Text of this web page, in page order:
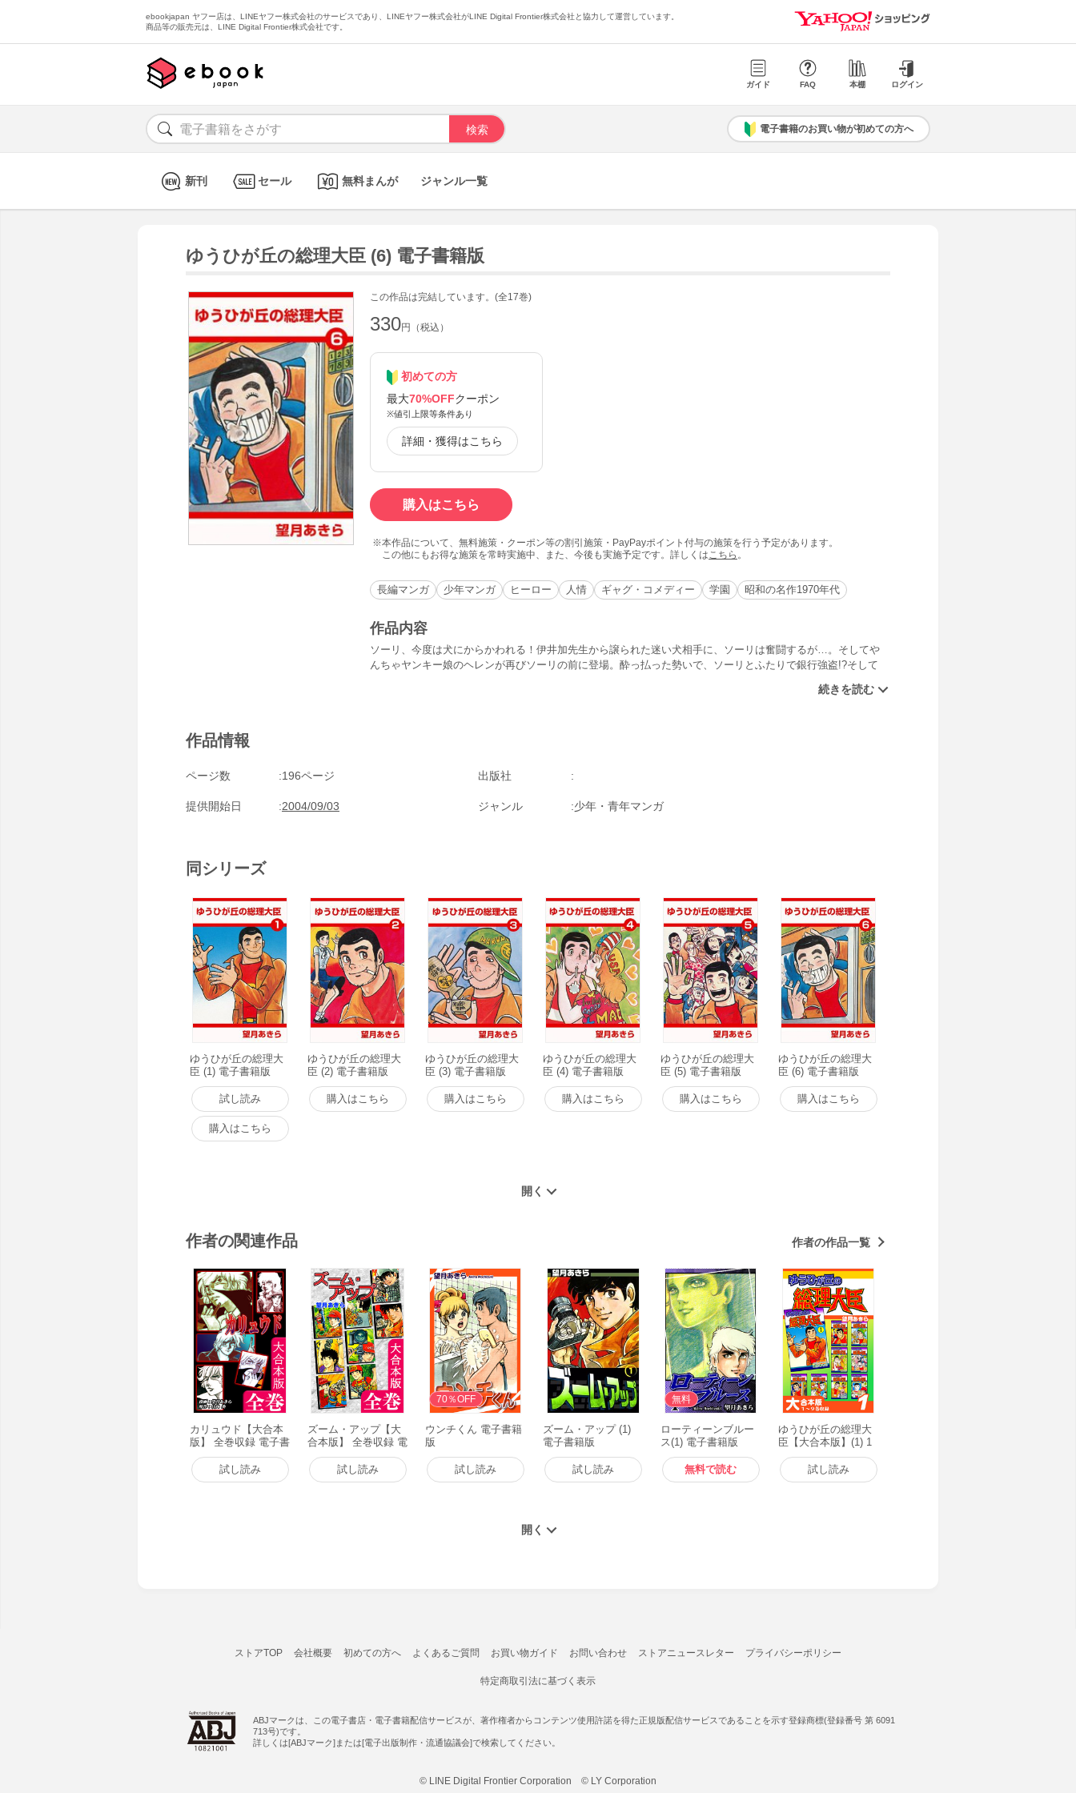
ebookjapan ヤフー店は、LINEヤフー株式会社のサービスであり、LINEヤフー株式会社がLINE Digital Frontier株式会社と協力して運営しています。
商品等の販売元は、LINE Digital Frontier株式会社です。
ガイド FAQ 本棚 ログイン
電子書籍のお買い物が初めての方へ
新刊 セール 無料まんが ジャンル一覧
ゆうひが丘の総理大臣 (6) 電子書籍版
この作品は完結しています。(全17巻)
330円（税込）
初めての方
最大70%OFFクーポン
※値引上限等条件あり
詳細・獲得はこちら
購入はこちら
本作品について、無料施策・クーポン等の割引施策・PayPayポイント付与の施策を行う予定があります。
この他にもお得な施策を常時実施中、また、今後も実施予定です。詳しくは こちら 。
長編マンガ 少年マンガ ヒーロー 人情 ギャグ・コメディー 学園 昭和の名作1970年代
作品内容
ソーリ、今度は犬にからかわれる！伊井加先生から譲られた迷い犬相手に、ソーリは奮闘するが…。そしてや
んちゃヤンキー娘のヘレンが再びソーリの前に登場。酔っ払った勢いで、ソーリとふたりで銀行強盗!?そして
作品情報
ページ数 196ページ 出版社
提供開始日 2004/09/03 ジャンル 少年・青年マンガ
同シリーズ
ゆうひが丘の総理大
臣 (1) 電子書籍版
試し読み
購入はこちら
ゆうひが丘の総理大
臣 (2) 電子書籍版
購入はこちら
ゆうひが丘の総理大
臣 (3) 電子書籍版
購入はこちら
ゆうひが丘の総理大
臣 (4) 電子書籍版
購入はこちら
ゆうひが丘の総理大
臣 (5) 電子書籍版
購入はこちら
ゆうひが丘の総理大
臣 (6) 電子書籍版
購入はこちら
作者の関連作品 作者の作品一覧
カリュウド【大合本
版】 全巻収録 電子書
籍版
試し読み
ズーム・アップ【大
合本版】 全巻収録 電
子書籍版
試し読み
70％OFF
ウンチくん 電子書籍
版
試し読み
ズーム・アップ (1)
電子書籍版
試し読み
無料
ローティーンブルー
ス(1) 電子書籍版
無料で読む
ゆうひが丘の総理大
臣【大合本版】(1) 1
～9巻収録 電子書籍
版
試し読み
ストアTOP 会社概要 初めての方へ よくあるご質問 お買い物ガイド お問い合わせ ストアニュースレター プライバシーポリシー
特定商取引法に基づく表示
ABJマークは、この電子書店・電子書籍配信サービスが、著作権者からコンテンツ使用許諾を得た正規版配信サービスであることを示す登録商標(登録番号 第 6091
713号)です。
詳しくは[ABJマーク]または[電子出版制作・流通協議会]で検索してください。
© LINE Digital Frontier Corporation © LY Corporation